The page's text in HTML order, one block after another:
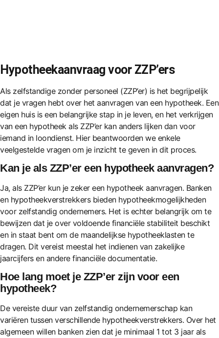
Hypotheekaanvraag voor ZZP’ers
Als zelfstandige zonder personeel (ZZP’er) is het begrijpelijk
dat je vragen hebt over het aanvragen van een hypotheek. Een
eigen huis is een belangrijke stap in je leven, en het verkrijgen
van een hypotheek als ZZP’er kan anders lijken dan voor
iemand in loondienst. Hier beantwoorden we enkele
veelgestelde vragen om je inzicht te geven in dit proces.
Kan je als ZZP’er een hypotheek aanvragen?
Ja, als ZZP’er kun je zeker een hypotheek aanvragen. Banken
en hypotheekverstrekkers bieden hypotheekmogelijkheden
voor zelfstandig ondernemers. Het is echter belangrijk om te
bewijzen dat je over voldoende financiële stabiliteit beschikt
en in staat bent om de maandelijkse hypotheeklasten te
dragen. Dit vereist meestal het indienen van zakelijke
jaarcijfers en andere financiële documentatie.
Hoe lang moet je ZZP’er zijn voor een
hypotheek?
De vereiste duur van zelfstandig ondernemerschap kan
variëren tussen verschillende hypotheekverstrekkers. Over het
algemeen willen banken zien dat je minimaal 1 tot 3 jaar als